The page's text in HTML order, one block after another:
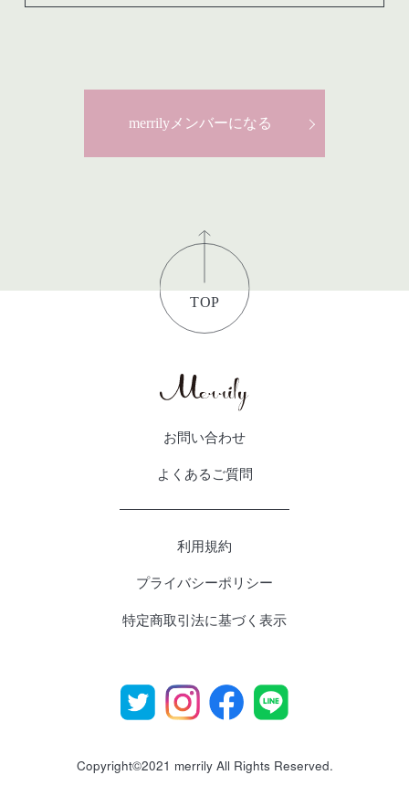
merrilyメンバーになる
お問い合わせ
よくあるご質問
利用規約
プライバシーポリシー
特定商取引法に基づく表示
Copyright©2021 merrily All Rights Reserved.